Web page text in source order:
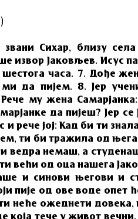
Сихар, близу села
извор Јаковљев. Исус
часа. 7. Дође
ми да пијем. 8. Јер
му жена
да пијеш? Јер се
рече јој: Кад би ти
ти би тражила од
ведра немаш, а
већи од оца нашега
и синови његови и
пије од ове воде опет
неће ожеднети довека,